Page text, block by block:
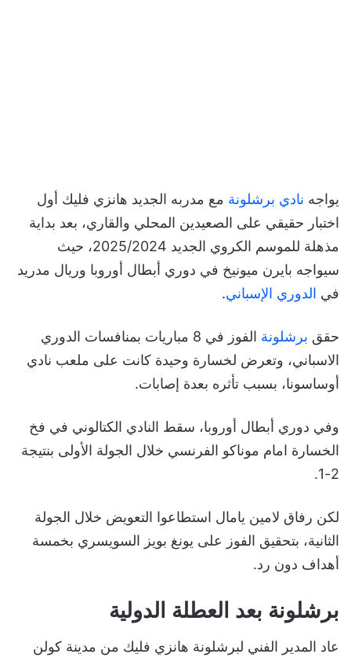
يواجه نادي برشلونة مع مدربه الجديد هانزي فليك أول
اختبار حقيقي على الصعيدين المحلي والقاري، بعد بداية
مذهلة للموسم الكروي الجديد 2025/2024، حيث
سيواجه بايرن ميونيخ في دوري أبطال أوروبا وريال مدريد
في الدوري الإسباني.
حقق برشلونة
الفوز في 8 مباريات بمنافسات الدوري
الاسباني، وتعرض لخسارة وحيدة كانت على ملعب نادي
أوساسونا، بسبب تأثره بعدة إصابات.
وفي دوري أبطال أوروبا، سقط النادي الكتالوني في فخ
الخسارة امام موناكو الفرنسي خلال الجولة الأولى بنتيجة
2-1.
لكن رفاق لامين يامال استطاعوا التعويض خلال الجولة
الثانية، بتحقيق الفوز على يونغ بويز السويسري بخمسة
أهداف دون رد.
برشلونة بعد العطلة الدولية
عاد المدير الفني لبرشلونة هانزي فليك من مدينة كولن